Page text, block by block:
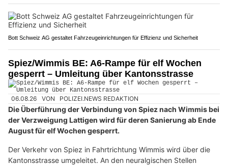
Bott Schweiz AG gestaltet Fahrzeugeinrichtungen für Effizienz und Sicherheit
Spiez/Wimmis BE: A6-Rampe für elf Wochen
gesperrt – Umleitung über Kantonsstrasse
06.08.26 VON POLIZEI.NEWS REDAKTION
Die Überführung der Verbindung von Spiez nach Wimmis bei
der Verzweigung Lattigen wird für deren Sanierung ab Ende
August für elf Wochen gesperrt.
Der Verkehr von Spiez in Fahrtrichtung Wimmis wird über die
Kantonsstrasse umgeleitet. An den neuralgischen Stellen